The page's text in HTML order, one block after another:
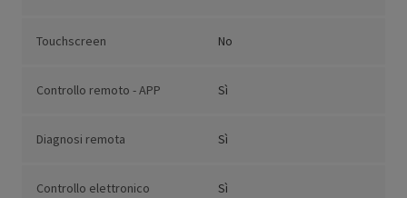
Touchscreen No
Controllo remoto - APP Sì
Diagnosi remota Sì
Controllo elettronico Sì